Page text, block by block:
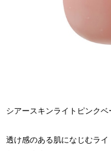
シアースキンライトピンク
透け感のある肌になじむラ